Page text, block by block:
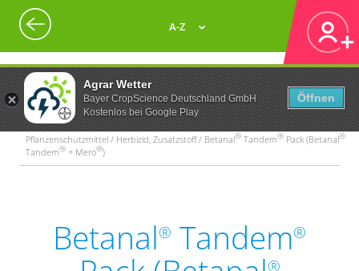
Agrar Wetter
Bayer CropScience Deutschland GmbH
Kostenlos bei Google Play
Öffnen
A-Z
Pflanzenschutzmittel / Herbizid, Zusatzstoff / Betanal® Tandem® Pack (Betanal®
Tandem® + Mero®)
Betanal® Tandem®
®